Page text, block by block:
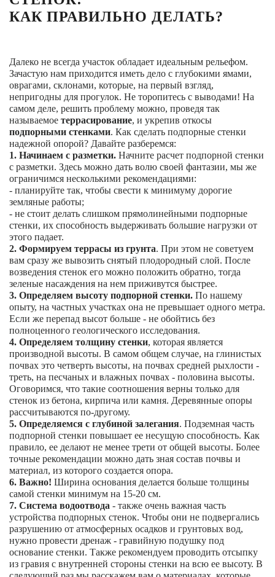
КАК ПРАВИЛЬНО ДЕЛАТЬ?
Далеко не всегда участок обладает идеальным рельефом.
Зачастую нам приходится иметь дело с глубокими ямами,
оврагами, склонами, которые, на первый взгляд,
непригодны для прогулок. Не торопитесь с выводами! На
самом деле, решить проблему можно, проведя так
называемое террасирование, и укрепив откосы
подпорными стенками. Как сделать подпорные стенки
надежной опорой? Давайте разберемся:
1. Начинаем с разметки. Начните расчет подпорной стенки
с разметки. Здесь можно дать волю своей фантазии, мы же
ограничимся несколькими рекомендациями:
- планируйте так, чтобы свести к минимуму дорогие
земляные работы;
- не стоит делать слишком прямолинейными подпорные
стенки, их способность выдерживать большие нагрузки от
этого падает.
2. Формируем террасы из грунта. При этом не советуем
вам сразу же вывозить снятый плодородный слой. После
возведения стенок его можно положить обратно, тогда
зеленые насаждения на нем приживутся быстрее.
3. Определяем высоту подпорной стенки. По нашему
опыту, на частных участках она не превышает одного метра.
Если же перепад высот больше - не обойтись без
полноценного геологического исследования.
4. Определяем толщину стенки, которая является
производной высоты. В самом общем случае, на глинистых
почвах это четверть высоты, на почвах средней рыхлости -
треть, на песчаных и влажных почвах - половина высоты.
Оговоримся, что такие соотношения верны только для
стенок из бетона, кирпича или камня. Деревянные опоры
рассчитываются по-другому.
5. Определяемся с глубиной залегания. Подземная часть
подпорной стенки повышает ее несущую способность. Как
правило, ее делают не менее трети от общей высоты. Более
точные рекомендации можно дать зная состав почвы и
материал, из которого создается опора.
6. Важно! Ширина основания делается больше толщины
самой стенки минимум на 15-20 см.
7. Система водоотвода - также очень важная часть
устройства подпорных стенок. Чтобы они не подвергались
разрушению от атмосферных осадков и грунтовых вод,
нужно провести дренаж - гравийную подушку под
основание стенки. Также рекомендуем проводить отсыпку
из гравия с внутренней стороны стенки на всю ее высоту. В